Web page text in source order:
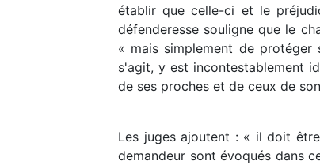
établir que celle-ci et le
défenderesse souligne que le
« mais simplement de
s'agit, y est incontestablement
de ses proches et de ceux de
Les juges ajoutent : « il doit
demandeur sont évoqués dans